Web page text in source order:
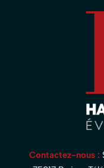
Contactez-nous :